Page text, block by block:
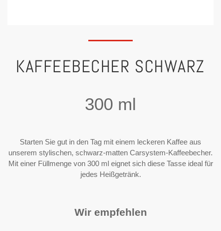
KAFFEEBECHER SCHWARZ
300 ml
Starten Sie gut in den Tag mit einem leckeren Kaffee aus
unserem stylischen, schwarz-matten Carsystem-Kaffeebecher.
Mit einer Füllmenge von 300 ml eignet sich diese Tasse ideal für
jedes Heißgetränk.
Wir empfehlen